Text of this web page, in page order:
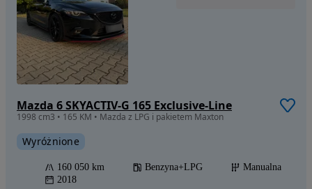
Mazda 6 SKYACTIV-G 165 Exclusive-Line
1998 cm3 • 165 KM • Mazda z LPG i pakietem Maxton
Wyróżnione
160 050 km Benzyna+LPG
Manualna
2018